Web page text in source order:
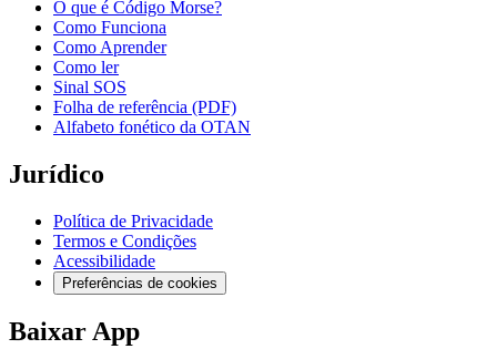
O que é Código Morse?
Como Funciona
Como Aprender
Como ler
Sinal SOS
Folha de referência (PDF)
Alfabeto fonético da OTAN
Jurídico
Política de Privacidade
Termos e Condições
Acessibilidade
Preferências de cookies
Baixar App